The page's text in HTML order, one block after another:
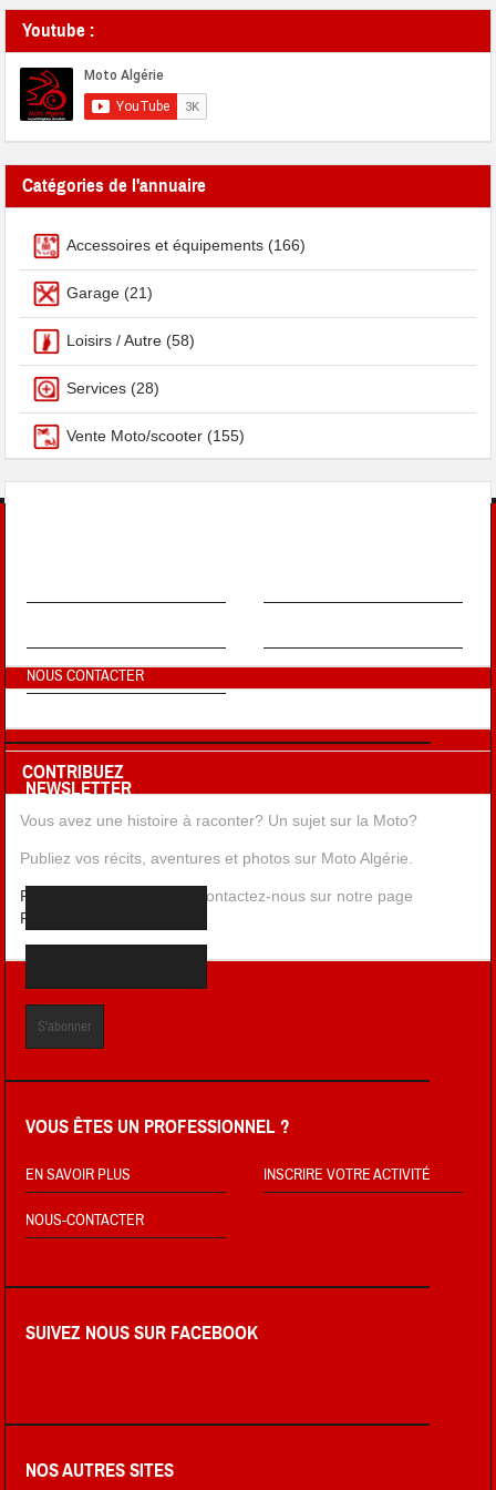
Youtube :
Catégories de l'annuaire
Accessoires et équipements (166)
Garage (21)
Loisirs / Autre (58)
Services (28)
Vente Moto/scooter (155)
CONTRIBUEZ
Vous avez une histoire à raconter? Un sujet sur la Moto?
Publiez vos récits, aventures et photos sur Moto Algérie.
Pour plus d'informations
, contactez-nous sur notre page
Facebook
NOUS CONTACTER
NEWSLETTER
VOUS ÊTES UN PROFESSIONNEL ?
EN SAVOIR PLUS INSCRIRE VOTRE ACTIVITÉ
NOUS-CONTACTER
SUIVEZ NOUS SUR FACEBOOK
NOS AUTRES SITES